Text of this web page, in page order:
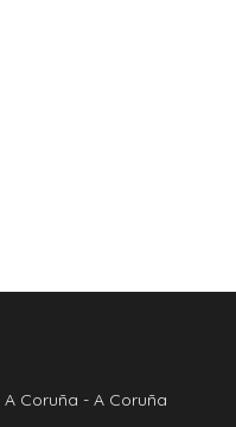
Coruña - A Coruña